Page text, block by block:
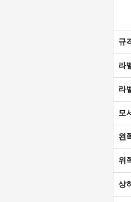
규
라
라
모
왼
위
상